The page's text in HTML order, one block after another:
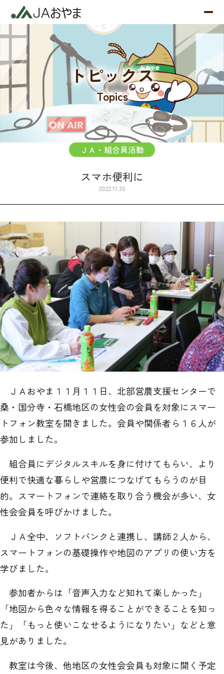
トピックス
Topics
ＪＡ・組合員活動
スマホ便利に
2022.11.30
ＪＡおやま１１月１１日、北部営農支援センターで
桑・国分寺・石橋地区の女性会の会員を対象にスマー
トフォン教室を開きました。会員や関係者ら１６人が
参加しました。
組合員にデジタルスキルを身に付けてもらい、より
便利で快適な暮らしや営農につなげてもらうのが目
的。スマートフォンで連絡を取り合う機会が多い、女
性会会員を呼びかけました。
ＪＡ全中、ソフトバンクと連携し、講師２人から、
スマートフォンの基礎操作や地図のアプリの使い方を
学びました。
参加者からは「音声入力など知れて楽しかった」
「地図から色々な情報を得ることができることを知っ
た」「もっと使いこなせるようになりたい」などと意
見がありました。
教室は今後、他地区の女性会会員も対象に開く予定